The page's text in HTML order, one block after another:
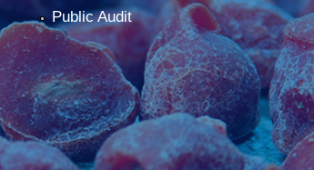
Public Audit